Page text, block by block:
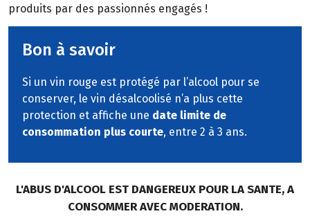
produits par des passionnés engagés !
Bon à savoir
Si un vin rouge est protégé par l’alcool pour se
conserver, le vin désalcoolisé n’a plus cette
protection et affiche une date limite de
consommation plus courte, entre 2 à 3 ans.
L'ABUS D'ALCOOL EST DANGEREUX POUR LA SANTE, A
CONSOMMER AVEC MODERATION.